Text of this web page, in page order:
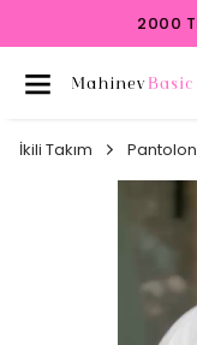
2000
İkili Takım